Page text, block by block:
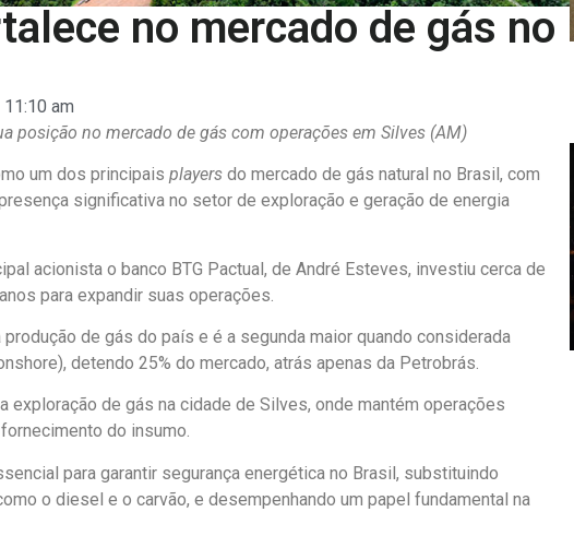
no mercado de gás no
11:10 am
posição no mercado de gás com operações em Silves (AM)
um dos principais players do mercado de gás natural no Brasil, com
significativa no setor de exploração e geração de energia
acionista o banco BTG Pactual, de André Esteves, investiu cerca de
para expandir suas operações.
produção de gás do país e é a segunda maior quando considerada
detendo 25% do mercado, atrás apenas da Petrobrás.
exploração de gás na cidade de Silves, onde mantém operações
do insumo.
para garantir segurança energética no Brasil, substituindo
o diesel e o carvão, e desempenhando um papel fundamental na